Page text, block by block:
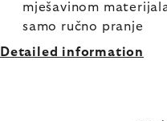
mješavinom
samo ručno pranje
Detailed information